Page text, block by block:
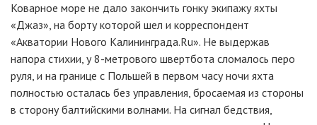
Коварное море не дало закончить гонку экипажу яхты
«Джаз», на борту которой шел и корреспондент
«Акватории Нового Калининграда.Ru». Не выдержав
напора стихии, у 8-метрового швертбота сломалось перо
руля, и на границе с Польшей в первом часу ночи яхта
полностью осталась без управления, бросаемая из стороны
в сторону балтийскими волнами. На сигнал бедствия,